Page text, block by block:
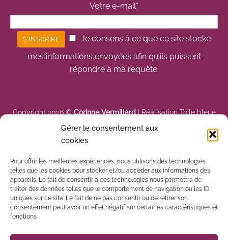
Gérer le consentement aux
cookies
Pour offrir les meilleures expériences, nous utilisons des technologies
telles que les cookies pour stocker et/ou accéder aux informations des
appareils. Le fait de consentir à ces technologies nous permettra de
traiter des données telles que le comportement de navigation ou les ID
uniques sur ce site. Le fait de ne pas consentir ou de retirer son
consentement peut avoir un effet négatif sur certaines caractéristiques et
fonctions.
Votre e-mail*
Je consens à ce que ce site stocke
mes informations envoyées afin qu’ils puissent
répondre à ma requête.
Copyright 2026 © Corinne Vermillard| Réalisation Toile bleue